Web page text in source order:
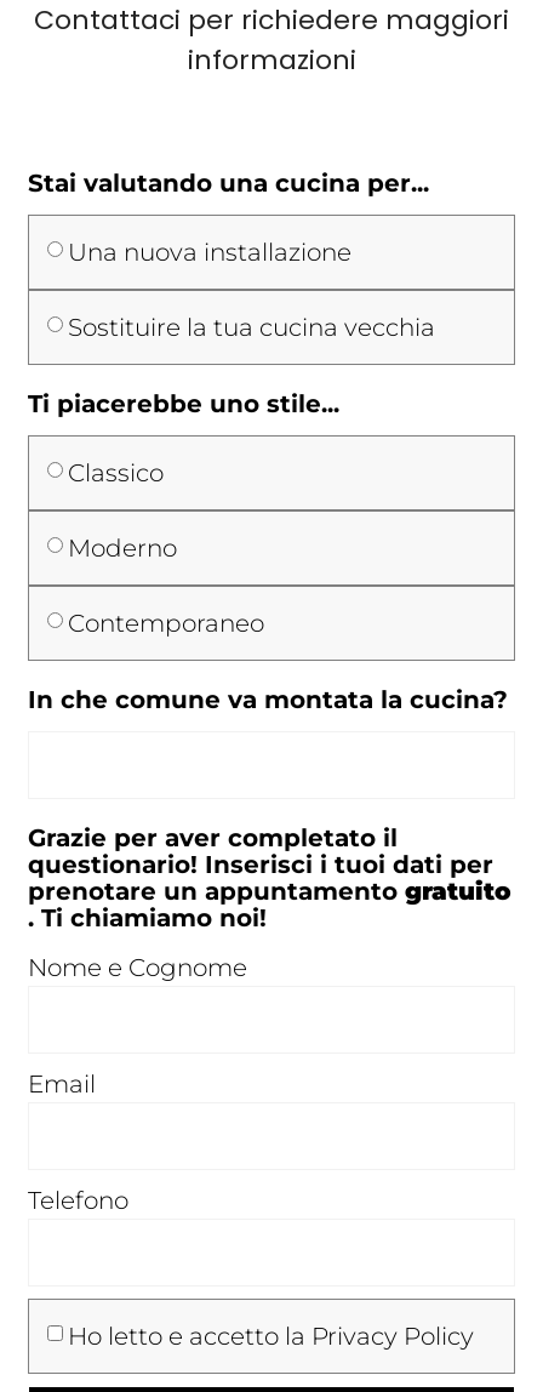
Contattaci per richiedere maggiori
informazioni
Stai valutando una cucina per...
Una nuova installazione
Sostituire la tua cucina vecchia
Ti piacerebbe uno stile...
Classico
Moderno
Contemporaneo
In che comune va montata la cucina?
Grazie per aver completato il
questionario! Inserisci i tuoi dati per
prenotare un appuntamento gratuito
. Ti chiamiamo noi!
Nome e Cognome
Email
Telefono
Ho letto e accetto la Privacy Policy